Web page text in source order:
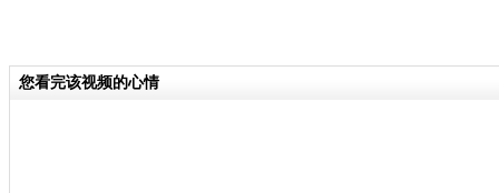
您看完该视频的心情